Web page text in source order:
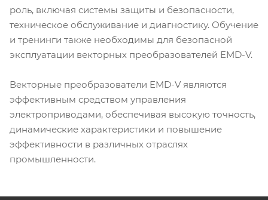
роль, включая системы защиты и безопасности,
техническое обслуживание и диагностику. Обучение
и тренинги также необходимы для безопасной
эксплуатации векторных преобразователей EMD-V.
Векторные преобразователи EMD-V являются
эффективным средством управления
электроприводами, обеспечивая высокую точность,
динамические характеристики и повышение
эффективности в различных отраслях
промышленности.